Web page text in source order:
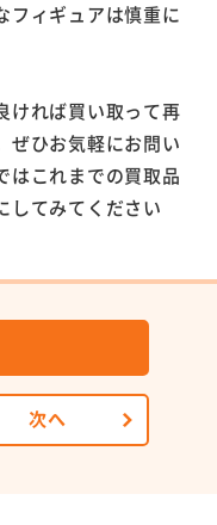
フィギュアは慎重に
ければ買い取って再
ぜひお気軽にお問い
はこれまでの買取品
してみてください
次へ